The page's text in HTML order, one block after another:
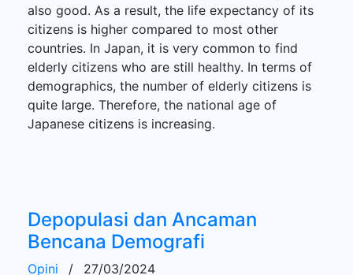
also good. As a result, the life expectancy of its
citizens is higher compared to most other
countries. In Japan, it is very common to find
elderly citizens who are still healthy. In terms of
demographics, the number of elderly citizens is
quite large. Therefore, the national age of
Japanese citizens is increasing.
Depopulasi dan Ancaman
Bencana Demografi
Opini / 27/03/2024